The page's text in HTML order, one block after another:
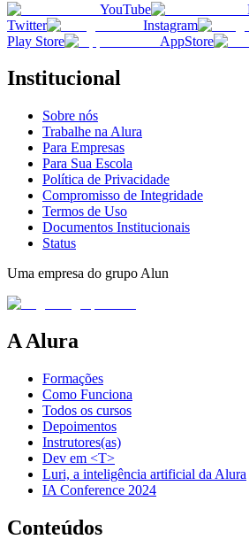
YouTube
Twitter
Instagram
Play Store
AppStore
Institucional
Sobre nós
Trabalhe na Alura
Para Empresas
Para Sua Escola
Política de Privacidade
Compromisso de Integridade
Termos de Uso
Documentos Institucionais
Status
Uma empresa do grupo Alun
A Alura
Formações
Como Funciona
Todos os cursos
Depoimentos
Instrutores(as)
Dev em <T>
Luri, a inteligência artificial da Alura
IA Conference 2024
Conteúdos